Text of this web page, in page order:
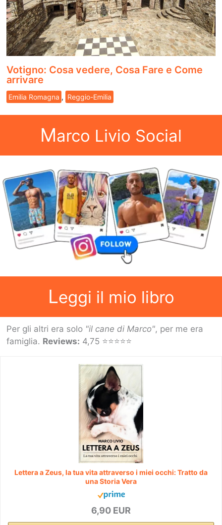
Votigno: Cosa vedere, Cosa Fare e Come
arrivare
Emilia Romagna , Reggio-Emilia
Marco Livio Social
Leggi il mio libro
Per gli altri era solo "il cane di Marco", per me era
famiglia. Reviews: 4,75 ⭐⭐⭐⭐⭐
Lettera a Zeus, la tua vita attraverso i miei occhi: Tratto da
una Storia Vera
6,90 EUR